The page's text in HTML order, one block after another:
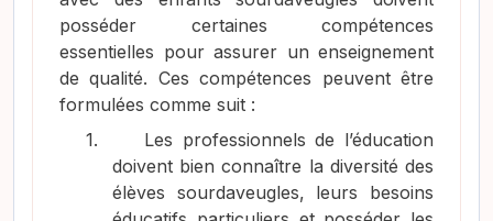
posséder certaines compétences
essentielles pour assurer un enseignement
de qualité. Ces compétences peuvent être
formulées comme suit :
1.
Les professionnels de l’éducation
doivent bien connaître la diversité des
élèves sourdaveugles, leurs besoins